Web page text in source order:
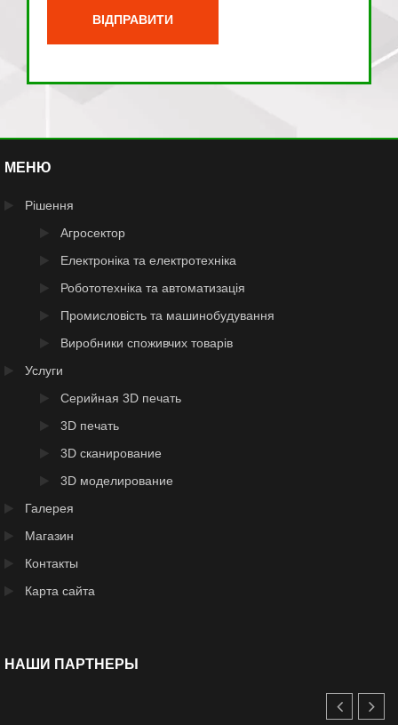
МЕНЮ
Рішення
Агросектор
Електроніка та електротехніка
Робототехніка та автоматизація
Промисловість та машинобудування
Виробники споживчих товарів
Услуги
Серийная 3D печать
3D печать
3D сканирование
3D моделирование
Галерея
Магазин
Контакты
Карта сайта
НАШИ ПАРТНЕРЫ